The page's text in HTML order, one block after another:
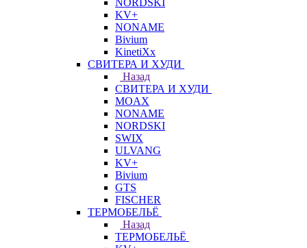
NORDSKI
KV+
NONAME
Bivium
KinetiXx
СВИТЕРА И ХУДИ
Назад
СВИТЕРА И ХУДИ
MOAX
NONAME
NORDSKI
SWIX
ULVANG
KV+
Bivium
GTS
FISCHER
ТЕРМОБЕЛЬЁ
Назад
ТЕРМОБЕЛЬЁ